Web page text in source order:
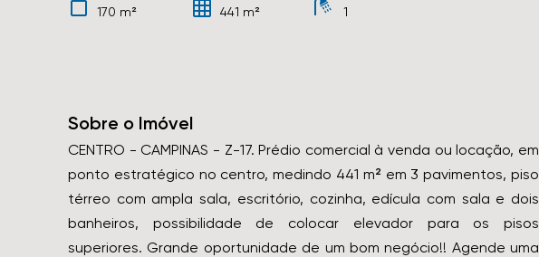
170 m² 441 m² 1
Sobre o Imóvel
CENTRO - CAMPINAS - Z-17. Prédio comercial à venda ou locação, em
ponto estratégico no centro, medindo 441 m² em 3 pavimentos, piso
térreo com ampla sala, escritório, cozinha, edícula com sala e dois
banheiros, possibilidade de colocar elevador para os pisos
superiores. Grande oportunidade de um bom negócio!! Agende uma